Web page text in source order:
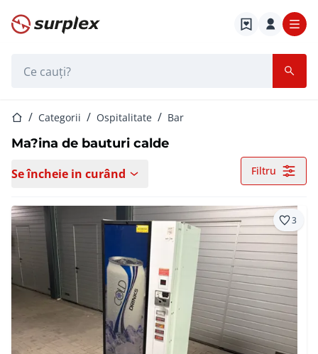
Pagina de start
Pagina de start
Categorii Ospitalitate Bar
Ma?ina de bauturi calde
Se încheie in curând Filtru
3